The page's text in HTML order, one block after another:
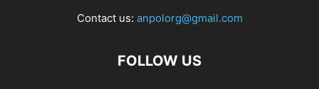
Contact us: anpolorg@gmail.com
FOLLOW US